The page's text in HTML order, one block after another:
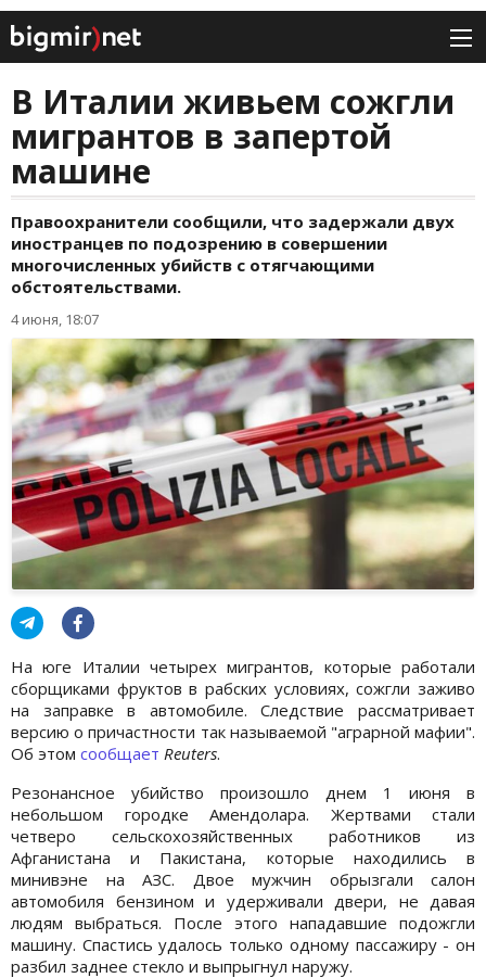
В Италии живьем сожгли
мигрантов в запертой
машине
Правоохранители сообщили, что задержали двух
иностранцев по подозрению в совершении
многочисленных убийств с отягчающими
обстоятельствами.
4 июня, 18:07
На юге Италии четырех мигрантов, которые работали
сборщиками фруктов в рабских условиях, сожгли заживо
на заправке в автомобиле. Следствие рассматривает
версию о причастности так называемой "аграрной мафии".
Об этом сообщает Reuters.
Резонансное убийство произошло днем 1 июня в
небольшом городке Амендолара. Жертвами стали
четверо сельскохозяйственных работников из
Афганистана и Пакистана, которые находились в
минивэне на АЗС. Двое мужчин обрызгали салон
автомобиля бензином и удерживали двери, не давая
людям выбраться. После этого нападавшие подожгли
машину. Спастись удалось только одному пассажиру - он
разбил заднее стекло и выпрыгнул наружу.